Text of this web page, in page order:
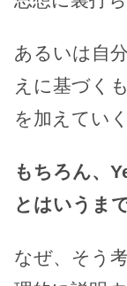
あるいは自
えに基づく
を加えてい
もちろん、
とはいうま
なぜ、そう